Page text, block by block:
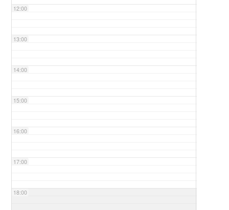
12:00
13:00
14:00
15:00
16:00
17:00
18:00